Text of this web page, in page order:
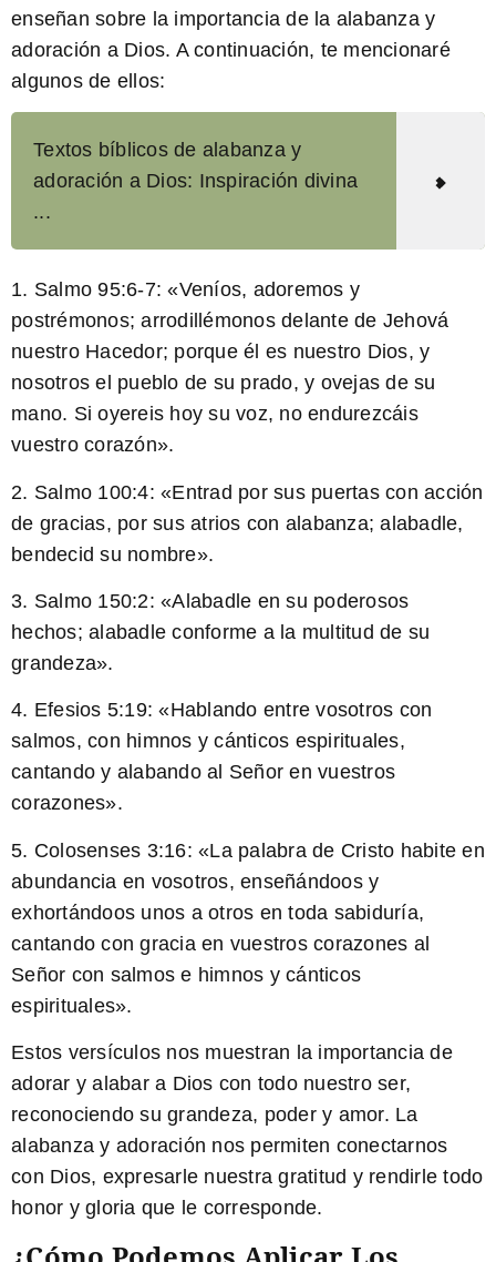
enseñan sobre la importancia de la alabanza y
adoración a Dios. A continuación, te mencionaré
algunos de ellos:
Textos bíblicos de alabanza y
adoración a Dios: Inspiración divina
...
1. Salmo 95:6-7: «Veníos, adoremos y
postrémonos; arrodillémonos delante de Jehová
nuestro Hacedor; porque él es nuestro Dios, y
nosotros el pueblo de su prado, y ovejas de su
mano. Si oyereis hoy su voz, no endurezcáis
vuestro corazón».
2. Salmo 100:4: «Entrad por sus puertas con acción
de gracias, por sus atrios con alabanza; alabadle,
bendecid su nombre».
3. Salmo 150:2: «Alabadle en su poderosos
hechos; alabadle conforme a la multitud de su
grandeza».
4. Efesios 5:19: «Hablando entre vosotros con
salmos, con himnos y cánticos espirituales,
cantando y alabando al Señor en vuestros
corazones».
5. Colosenses 3:16: «La palabra de Cristo habite en
abundancia en vosotros, enseñándoos y
exhortándoos unos a otros en toda sabiduría,
cantando con gracia en vuestros corazones al
Señor con salmos e himnos y cánticos
espirituales».
Estos versículos nos muestran la importancia de
adorar y alabar a Dios con todo nuestro ser,
reconociendo su grandeza, poder y amor. La
alabanza y adoración nos permiten conectarnos
con Dios, expresarle nuestra gratitud y rendirle todo
honor y gloria que le corresponde.